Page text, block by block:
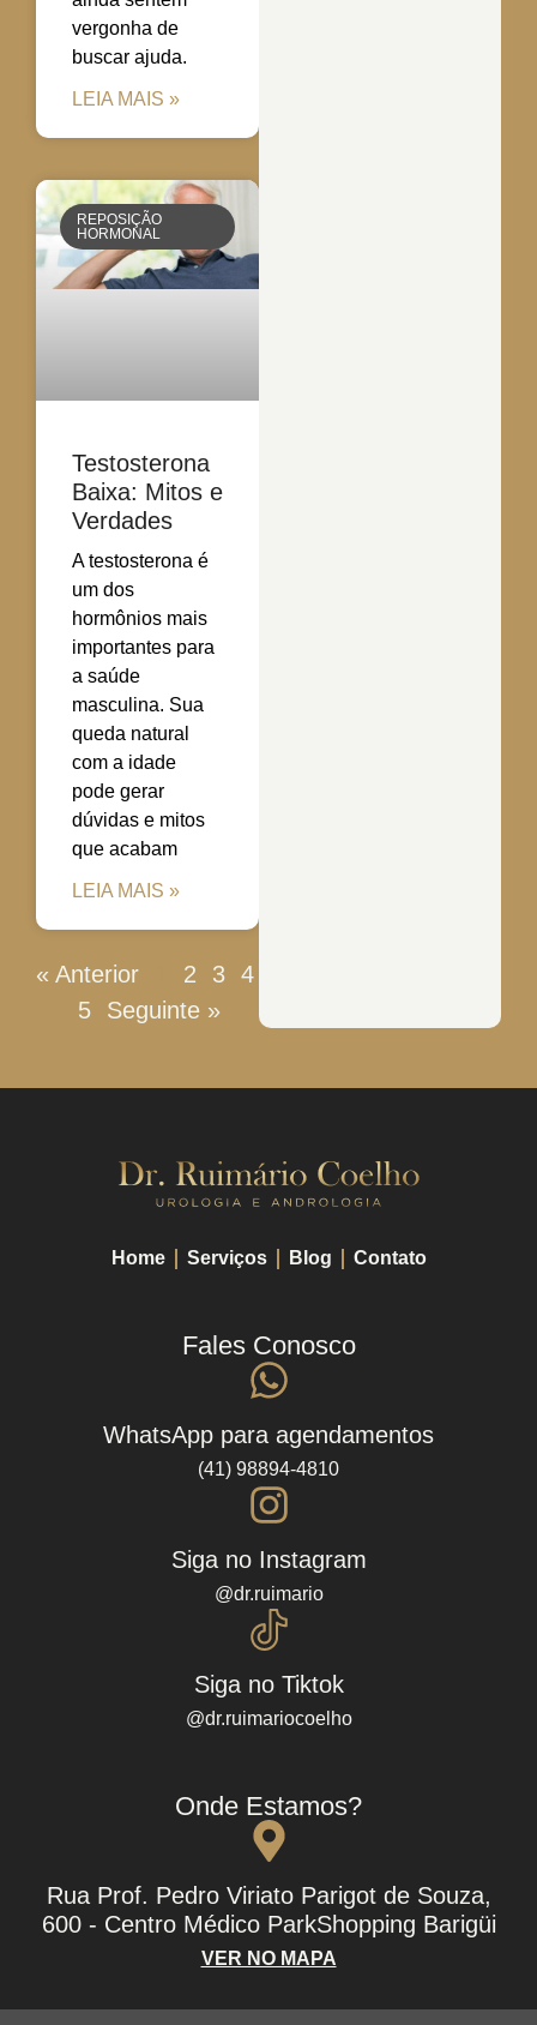
vergonha de
buscar ajuda.
LEIA MAIS »
REPOSIÇÃO
HORMONAL
Testosterona
Baixa: Mitos e
Verdades
A testosterona é
um dos
hormônios mais
importantes para
a saúde
masculina. Sua
queda natural
com a idade
pode gerar
dúvidas e mitos
que acabam
LEIA MAIS »
« Anterior 2 3
4
5
Seguinte »
Home Serviços Blog Contato
Fales Conosco
WhatsApp para agendamentos
(41) 98894-4810
Siga no Instagram
@dr.ruimario
Siga no Tiktok
@dr.ruimariocoelho
Onde Estamos?
Rua Prof. Pedro Viriato Parigot de Souza,
600 - Centro Médico ParkShopping Barigüi
VER NO MAPA